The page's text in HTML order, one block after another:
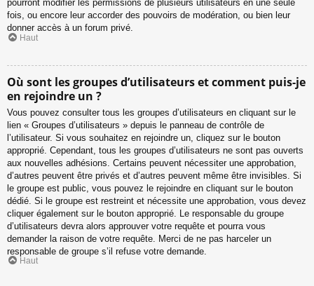
pourront modifier les permissions de plusieurs utilisateurs en une seule
fois, ou encore leur accorder des pouvoirs de modération, ou bien leur
donner accès à un forum privé.
Haut
Où sont les groupes d’utilisateurs et comment puis-je
en rejoindre un ?
Vous pouvez consulter tous les groupes d’utilisateurs en cliquant sur le
lien « Groupes d’utilisateurs » depuis le panneau de contrôle de
l’utilisateur. Si vous souhaitez en rejoindre un, cliquez sur le bouton
approprié. Cependant, tous les groupes d’utilisateurs ne sont pas ouverts
aux nouvelles adhésions. Certains peuvent nécessiter une approbation,
d’autres peuvent être privés et d’autres peuvent même être invisibles. Si
le groupe est public, vous pouvez le rejoindre en cliquant sur le bouton
dédié. Si le groupe est restreint et nécessite une approbation, vous devez
cliquer également sur le bouton approprié. Le responsable du groupe
d’utilisateurs devra alors approuver votre requête et pourra vous
demander la raison de votre requête. Merci de ne pas harceler un
responsable de groupe s’il refuse votre demande.
Haut